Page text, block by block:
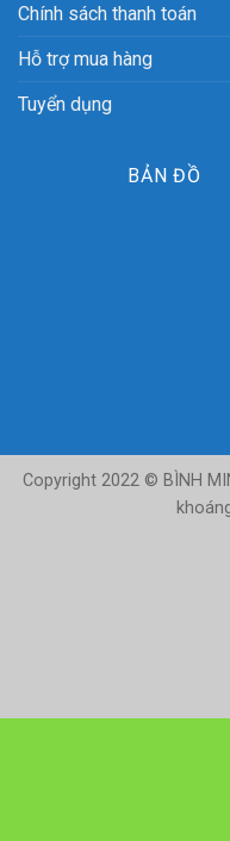
Chính sách thanh toán
Hỗ trợ mua hàng
Tuyển dụng
BẢN ĐỒ
Copyright 2022 © BÌNH